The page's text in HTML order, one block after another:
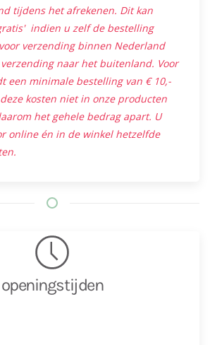
tijdens het afrekenen. Dit kan
indien u zelf de bestelling
verzending binnen Nederland
naar het buitenland. Voor
een minimale bestelling van € 10,-
kosten niet in onze producten
het gehele bedrag apart. U
online én in de winkel hetzelfde
openingstijden